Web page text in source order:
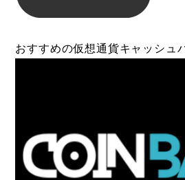
おすすめの仮想通貨キャッシュ